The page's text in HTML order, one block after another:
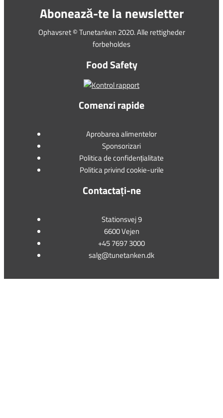
Abonează-te la newsletter
Ophavsret © Tunetanken 2020. Alle rettigheder
forbeholdes
Food Safety
Comenzi rapide
Aprobarea alimentelor
Sponsorizari
Politica de confidențialitate
Politica privind cookie-urile
Contactați-ne
Stationsvej 9
6600 Vejen
+45 7697 3000
salg@tunetanken.dk